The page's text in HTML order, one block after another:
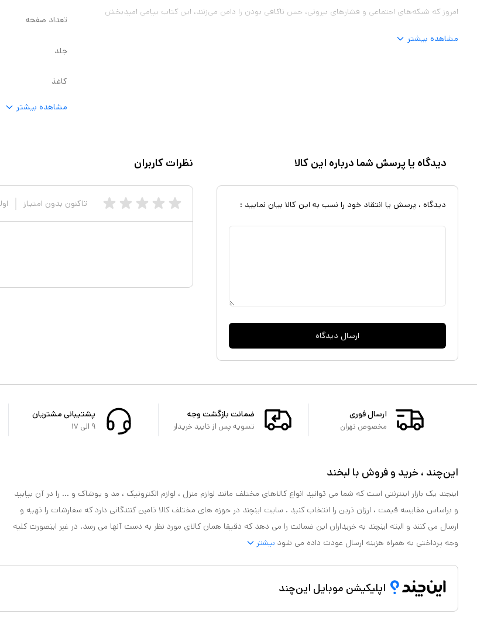
امروز که شبکه‌های اجتماعی و فشارهای بیرونی، حس ناکافی بودن را دامن می‌زنند، این کتاب پیامی امیدبخش
دهند، و شهامت ناامید شدن و شروع دوباره را در خود پرورش دهند. او همچنین بر اهمیت ابراز وجود، مرزبندی
کتاب، تلفیق خردمندانه متن با تصاویر گویا و الهام‌بخش است که پیام نویسنده را به‌شکلی ماندگار در ذهن و
مشاهده بیشتر
تعداد صفحه
جلد
کاغذ
مشاهده بیشتر
دیدگاه یا پرسش شما درباره این کالا
دیدگاه ، پرسش یا انتقاد خود را نسب به این کالا بیان نمایید :
ارسال دیدگاه
نظرات کاربران
تاکنون بدون امتیاز
ارسال فوری
مخصوص تهران
ضمانت بازگشت وجه
تسویه پس از تایید خریدار
پشتیبانی مشتریان
۹ الی ۱۷
این‌چند ، خرید و فروش با لبخند
اینچند یک بازار اینترنتی است که شما می توانید انواع کالاهای مختلف مانند لوازم منزل ، لوازم الکترونیک ، مد و پوشاک و ... را در آن بیابید
و براساس مقایسه قیمت ، ارزان ترین را انتخاب کنید . سایت اینچند در حوزه های مختلف کالا تامین کنندگانی دارد که سفارشات را تهیه و
ارسال می کنند و البته اینچند به خریداران این ضمانت را می دهد که دقیقا همان کالای مورد نظر به دست آنها می رسد. در غیر اینصورت کلیه
وجه پرداختی به همراه هزینه ارسال عودت داده می شود بیشتر
اپلیکیشن موبایل این‌چند